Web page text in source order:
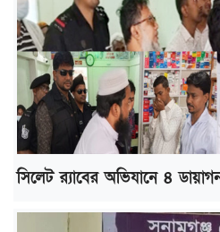
সিলেট র‌্যাবের অভিযানে ৪